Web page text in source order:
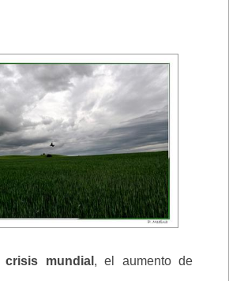
crisis mundial , el aumento de